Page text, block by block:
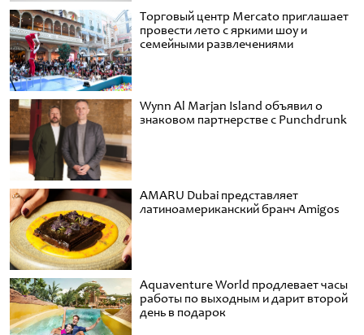
Торговый центр Mercato приглашает
провести лето с яркими шоу и
семейными развлечениями
Wynn Al Marjan Island объявил о
знаковом партнерстве с Punchdrunk
AMARU Dubai представляет
латиноамериканский бранч Amigos
Aquaventure World продлевает часы
работы по выходным и дарит второй
день в подарок